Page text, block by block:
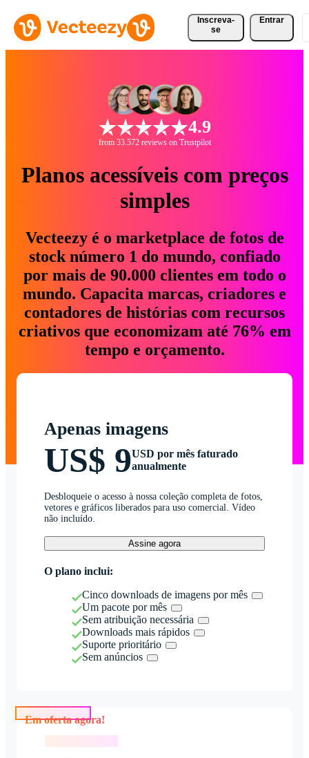
Inscreva-
se
Entrar
4.9
from 33.572 reviews on Trustpilot
Planos acessíveis com preços
simples
Vecteezy é o marketplace de fotos de
stock número 1 do mundo, confiado
por mais de 90.000 clientes em todo o
mundo. Capacita marcas, criadores e
contadores de histórias com recursos
criativos que economizam até 76% em
tempo e orçamento.
Apenas imagens
US$ 9USD por mês faturado
anualmente
Desbloqueie o acesso à nossa coleção completa de fotos,
vetores e gráficos liberados para uso comercial. Vídeo
não incluído.
Assine agora
O plano inclui:
Cinco downloads de imagens por mês
Um pacote por mês
Sem atribuição necessária
Downloads mais rápidos
Suporte prioritário
Sem anúncios